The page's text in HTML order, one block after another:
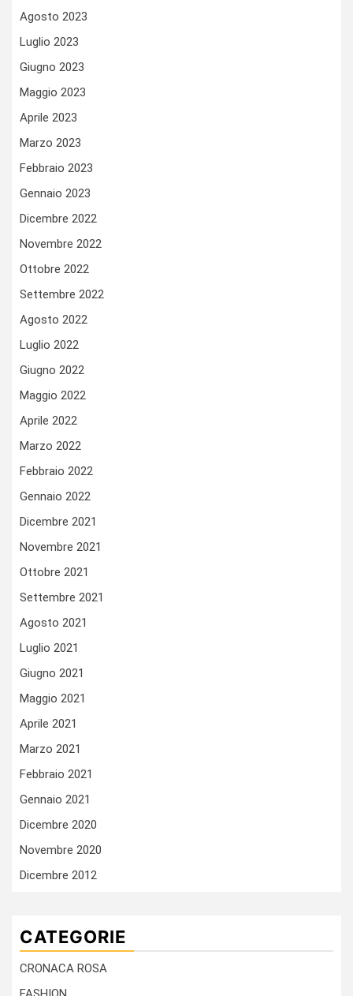
Agosto 2023
Luglio 2023
Giugno 2023
Maggio 2023
Aprile 2023
Marzo 2023
Febbraio 2023
Gennaio 2023
Dicembre 2022
Novembre 2022
Ottobre 2022
Settembre 2022
Agosto 2022
Luglio 2022
Giugno 2022
Maggio 2022
Aprile 2022
Marzo 2022
Febbraio 2022
Gennaio 2022
Dicembre 2021
Novembre 2021
Ottobre 2021
Settembre 2021
Agosto 2021
Luglio 2021
Giugno 2021
Maggio 2021
Aprile 2021
Marzo 2021
Febbraio 2021
Gennaio 2021
Dicembre 2020
Novembre 2020
Dicembre 2012
CATEGORIE
CRONACA ROSA